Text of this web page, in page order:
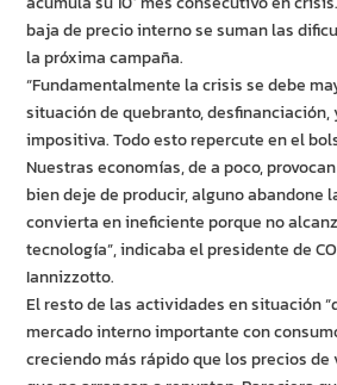
baja de precio interno se suman las
la próxima campaña.
“Fundamentalmente la crisis se debe
situación de quebranto,
impositiva. Todo esto repercute en el
Nuestras economías, de a poco,
bien deje de producir, alguno abandone
convierta en ineficiente porque no
tecnología”, indicaba el presidente de
Iannizzotto.
El resto de las actividades en situación
mercado interno importante con
creciendo más rápido que los precios